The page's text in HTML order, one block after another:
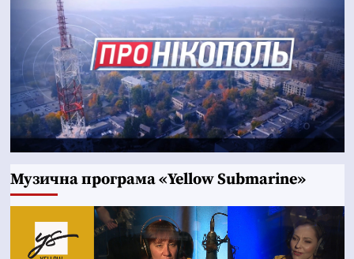
Музична програма «Yellow Submarine»